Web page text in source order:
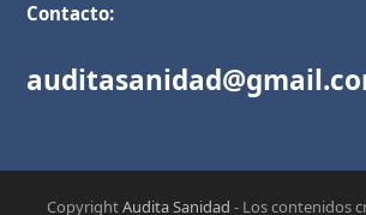
Contacto:
CopyrightAudita Sanidad - Los contenidos